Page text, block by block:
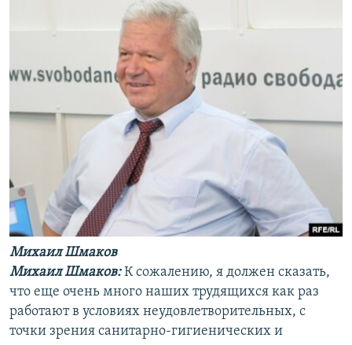
Михаил Шмаков
Михаил Шмаков: К сожалению, я должен сказать,
что еще очень много наших трудящихся как раз
работают в условиях неудовлетворительных, с
точки зрения санитарно-гигиенических и